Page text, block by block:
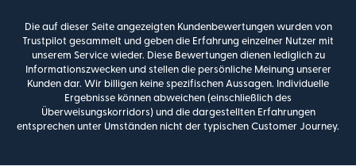
Die auf dieser Seite angezeigten Kundenbewertungen wurden von
Trustpilot gesammelt und geben die Erfahrung einzelner Nutzer mit
unserem Service wieder. Diese Bewertungen dienen lediglich zu
Informationszwecken und stellen die persönliche Meinung unserer
Kunden dar. Wir billigen keine spezifischen Aussagen. Individuelle
Ergebnisse können abweichen (einschließlich des
Überweisungskorridors) und die dargestellten Erfahrungen
entsprechen unter Umständen nicht der typischen Customer Journey.